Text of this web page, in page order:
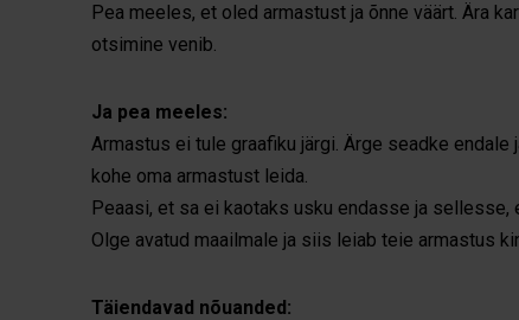
Pea meeles, et oled armastust ja õnne väärt. Ära
otsimine venib.
Ja pea meeles:
Armastus ei tule graafiku järgi. Ärge seadke
kohe oma armastust leida.
Peaasi, et sa ei kaotaks usku endasse ja
Olge avatud maailmale ja siis leiab teie armastus
Täiendavad nõuanded: